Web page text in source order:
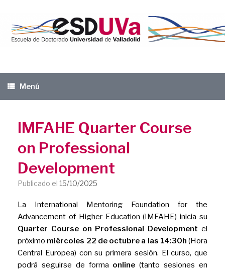
contenido
Menú
IMFAHE Quarter Course
on Professional
Development
Publicado el 15/10/2025
La International Mentoring Foundation for the
Advancement of Higher Education (IMFAHE) inicia su
Quarter Course on Professional Development el
próximo miércoles 22 de octubre a las 14:30h (Hora
Central Europea) con su primera sesión. El curso, que
podrá seguirse de forma online (tanto sesiones en